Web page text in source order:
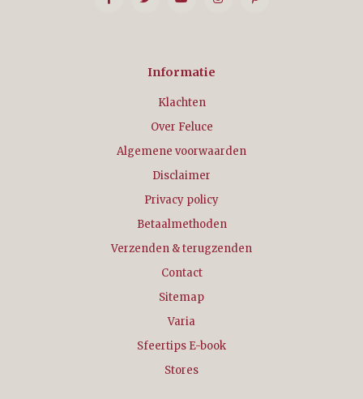
Informatie
Klachten
Over Feluce
Algemene voorwaarden
Disclaimer
Privacy policy
Betaalmethoden
Verzenden & terugzenden
Contact
Sitemap
Varia
Sfeertips E-book
Stores